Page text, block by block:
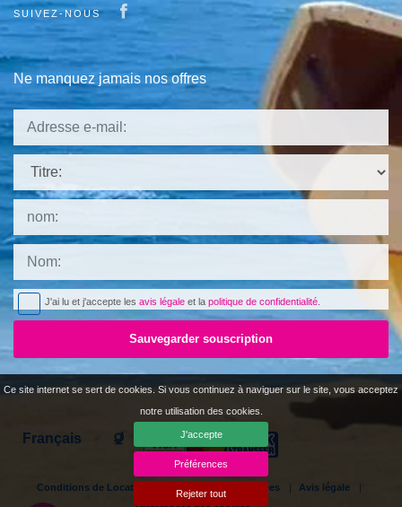
Ce site internet se sert de cookies. Si vous continuez à naviguer sur le site, vous acceptez
notre utilisation des cookies.
J'accepte
Préférences
Rejeter tout
SUIVEZ-NOUS Visit our Facebook page
Ne manquez jamais nos offres
J'ai lu et j'accepte les avis légale et la politique de confidentialité
Sauvegarder souscription
Languages
Conditions de Location Protection de données
Avis légale